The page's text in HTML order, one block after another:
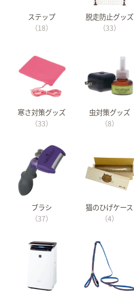
ステップ
（18）
脱走防止グッズ
（33）
寒さ対策グッズ
（33）
虫対策グッズ
（8）
ブラシ
（37）
猫のひげケース
（4）